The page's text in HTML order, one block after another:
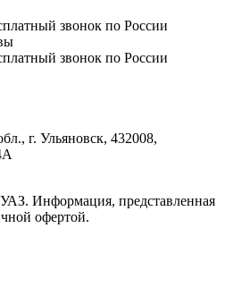
звонок по России
звонок по России
г. Ульяновск, 432008,
Информация, представленная
офертой.